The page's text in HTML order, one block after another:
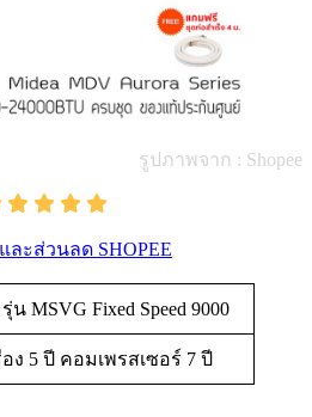
รูปภาพจาก : Shopee
ละส่วนลด SHOPEE
น MSVG Fixed Speed 9000
ง 5 ปี คอมเพรสเซอร์ 7 ปี